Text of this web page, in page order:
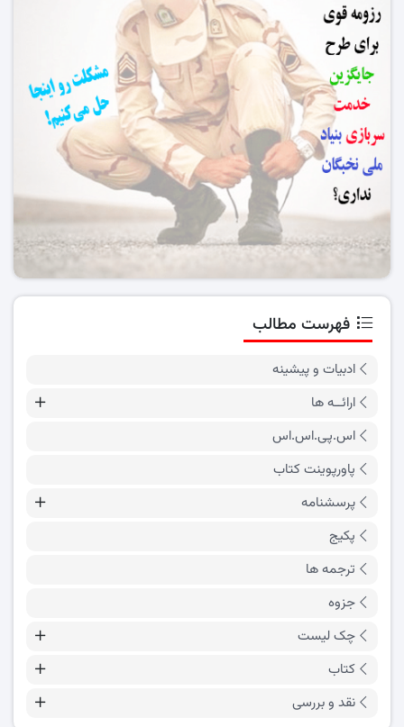
فهرست مطالب
ادبیات و پیشینه
ارائــه ها
اس.پی.اس.اس
پاورپوینت کتاب
پرسشنامه
پکیج
ترجمه ها
جزوه
چک لیست
کتاب
نقد و بررسی